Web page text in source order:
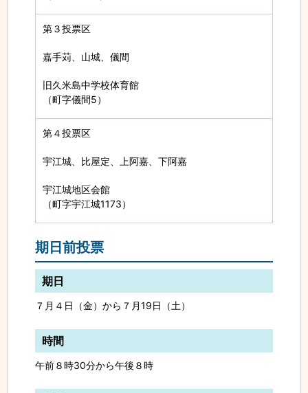
第３投票区
嘉手苅、山城、儀間
旧久米島中学校体育館
（町字儀間5）
第４投票区
宇江城、比屋定、上阿嘉、下阿嘉
宇江城地区会館
（町字宇江城1173）
期日前投票
期日
７月４日（金）から７月19日（土）
時間
午前８時30分から午後８時